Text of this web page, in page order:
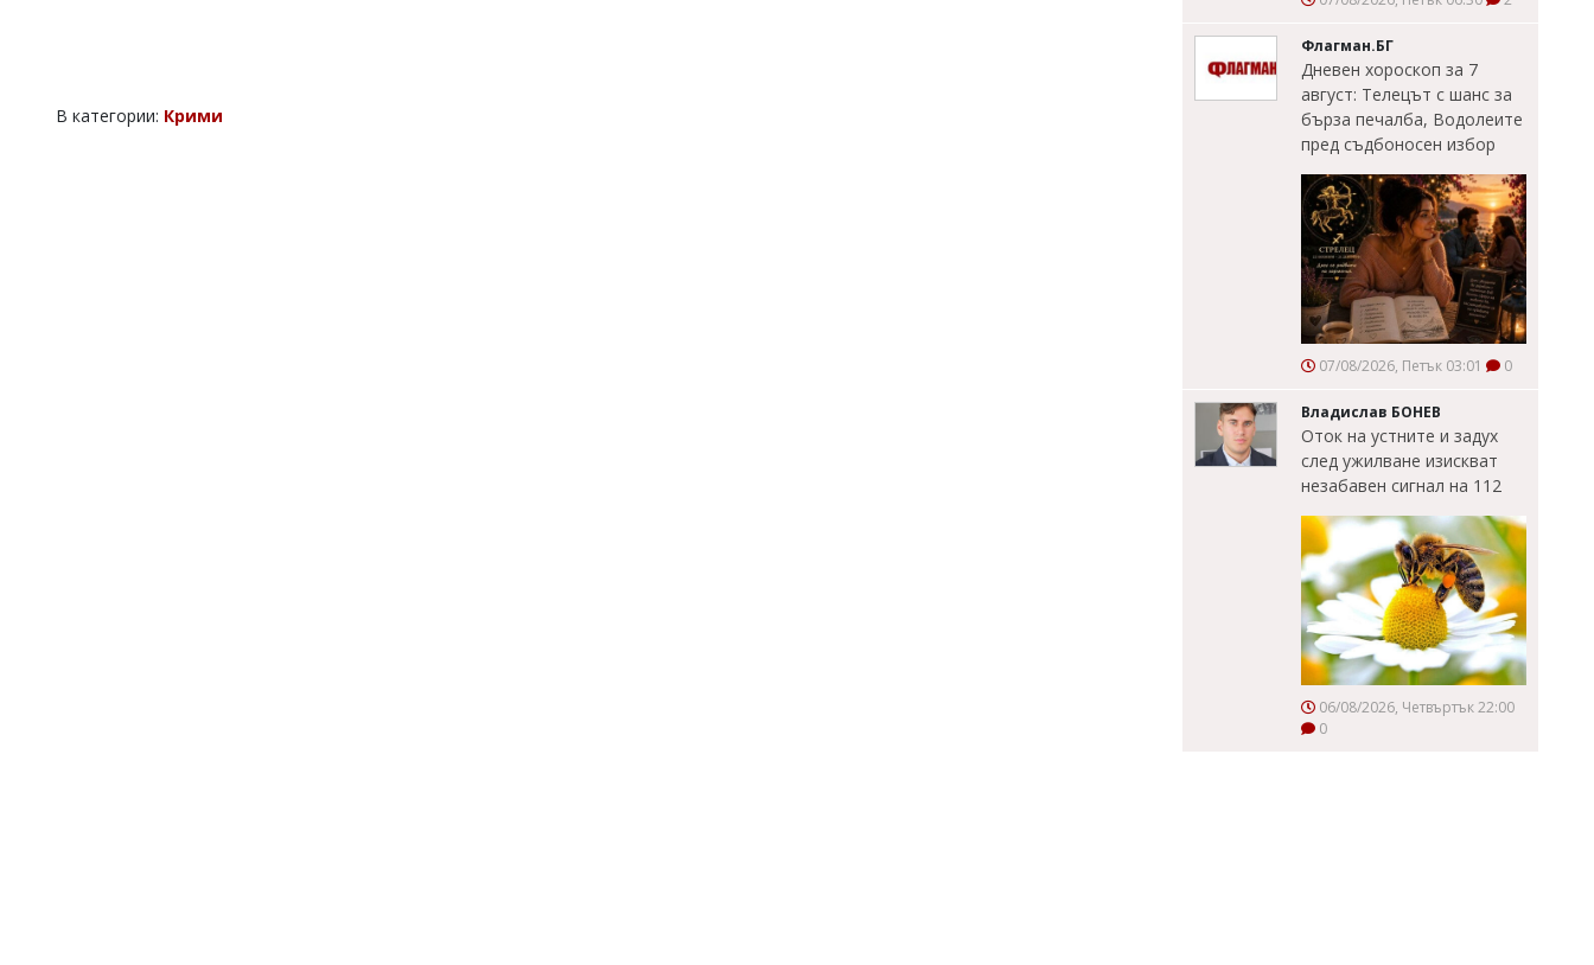
В категории: Крими
Флагман.БГ
Дневен хороскоп за 7
август: Телецът с шанс за
бърза печалба, Водолеите
пред съдбоносен избор
07/08/2026, Петък 03:01 0
Владислав БОНЕВ
Оток на устните и задух
след ужилване изискват
незабавен сигнал на 112
06/08/2026, Четвъртък 22:00
0